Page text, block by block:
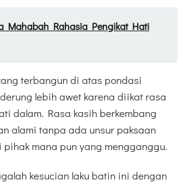
Mahabah Rahasia Pengikat Hati
terbangun di atas pondasi
lebih awet karena diikat rasa
dalam. Rasa kasih berkembang
alami tanpa ada unsur paksaan
mana pun yang mengganggu.
kesucian laku batin ini dengan